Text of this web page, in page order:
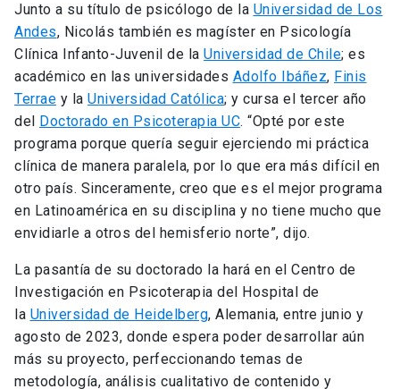
Junto a su título de psicólogo de la Universidad de Los
Andes, Nicolás también es magíster en Psicología
Clínica Infanto-Juvenil de la Universidad de Chile; es
académico en las universidades Adolfo Ibáñez, Finis
Terrae y la Universidad Católica; y cursa el tercer año
del
Doctorado en Psicoterapia UC. “Opté por este
programa porque quería seguir ejerciendo mi práctica
clínica de manera paralela, por lo que era más difícil en
otro país. Sinceramente, creo que es el mejor programa
en Latinoamérica en su disciplina y no tiene mucho que
envidiarle a otros del hemisferio norte”, dijo.
La pasantía de su doctorado la hará en el Centro de
Investigación en Psicoterapia del Hospital de
la Universidad de Heidelberg, Alemania, entre junio y
agosto de 2023, donde espera poder desarrollar aún
más su proyecto, perfeccionando temas de
metodología, análisis cualitativo de contenido y